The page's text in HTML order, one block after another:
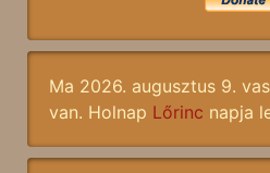
Ma 2026. augusztus 9.
van. Holnap Lőrinc napja